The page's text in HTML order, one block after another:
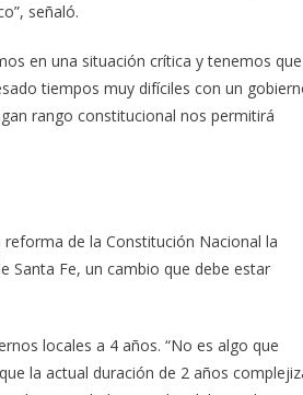
señaló.
en una situación crítica y tenemos que
tiempos muy difíciles con un
rango constitucional nos permitirá
de la Constitución Nacional la
Santa Fe, un cambio que debe estar
locales a 4 años. “No es algo que
la actual duración de 2 años